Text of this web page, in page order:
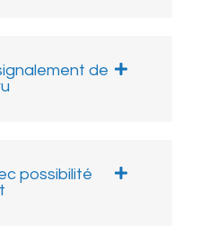
de
possibilité